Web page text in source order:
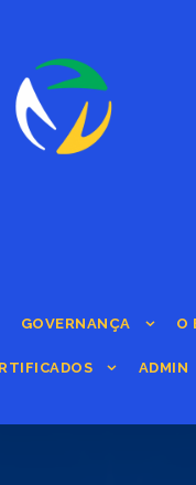
GOVERNANÇA O
ADMIN